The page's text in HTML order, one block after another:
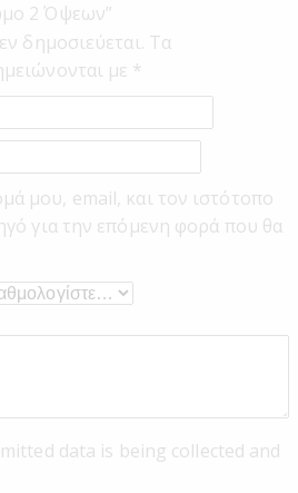
2 Όψεων”
δημοσιεύεται. Τα
με *
μου, email, και τον ιστότοπο
για την επόμενη φορά που θα
data is being collected and